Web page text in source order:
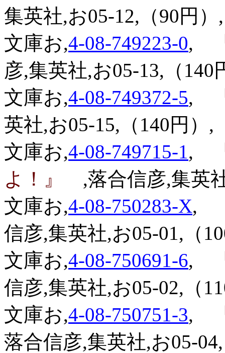
集英社,お05-12,（90円）,
文庫お,4-08-749223-0,
彦,集英社,お05-13,（140
文庫お,4-08-749372-5,
英社,お05-15,（140円）,
文庫お,4-08-749715-1,
よ！』 ,落合信彦,集英
文庫お,4-08-750283-X,
信彦,集英社,お05-01,（
文庫お,4-08-750691-6,
信彦,集英社,お05-02,（
文庫お,4-08-750751-3,
落合信彦,集英社,お05-